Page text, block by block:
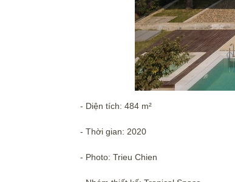
- Diện tích: 484 m²
- Thời gian: 2020
- Photo: Trieu Chien